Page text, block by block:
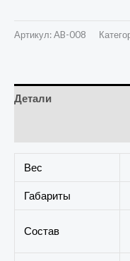
Артикул:AB-008
Детали
Вес
Габариты
Состав